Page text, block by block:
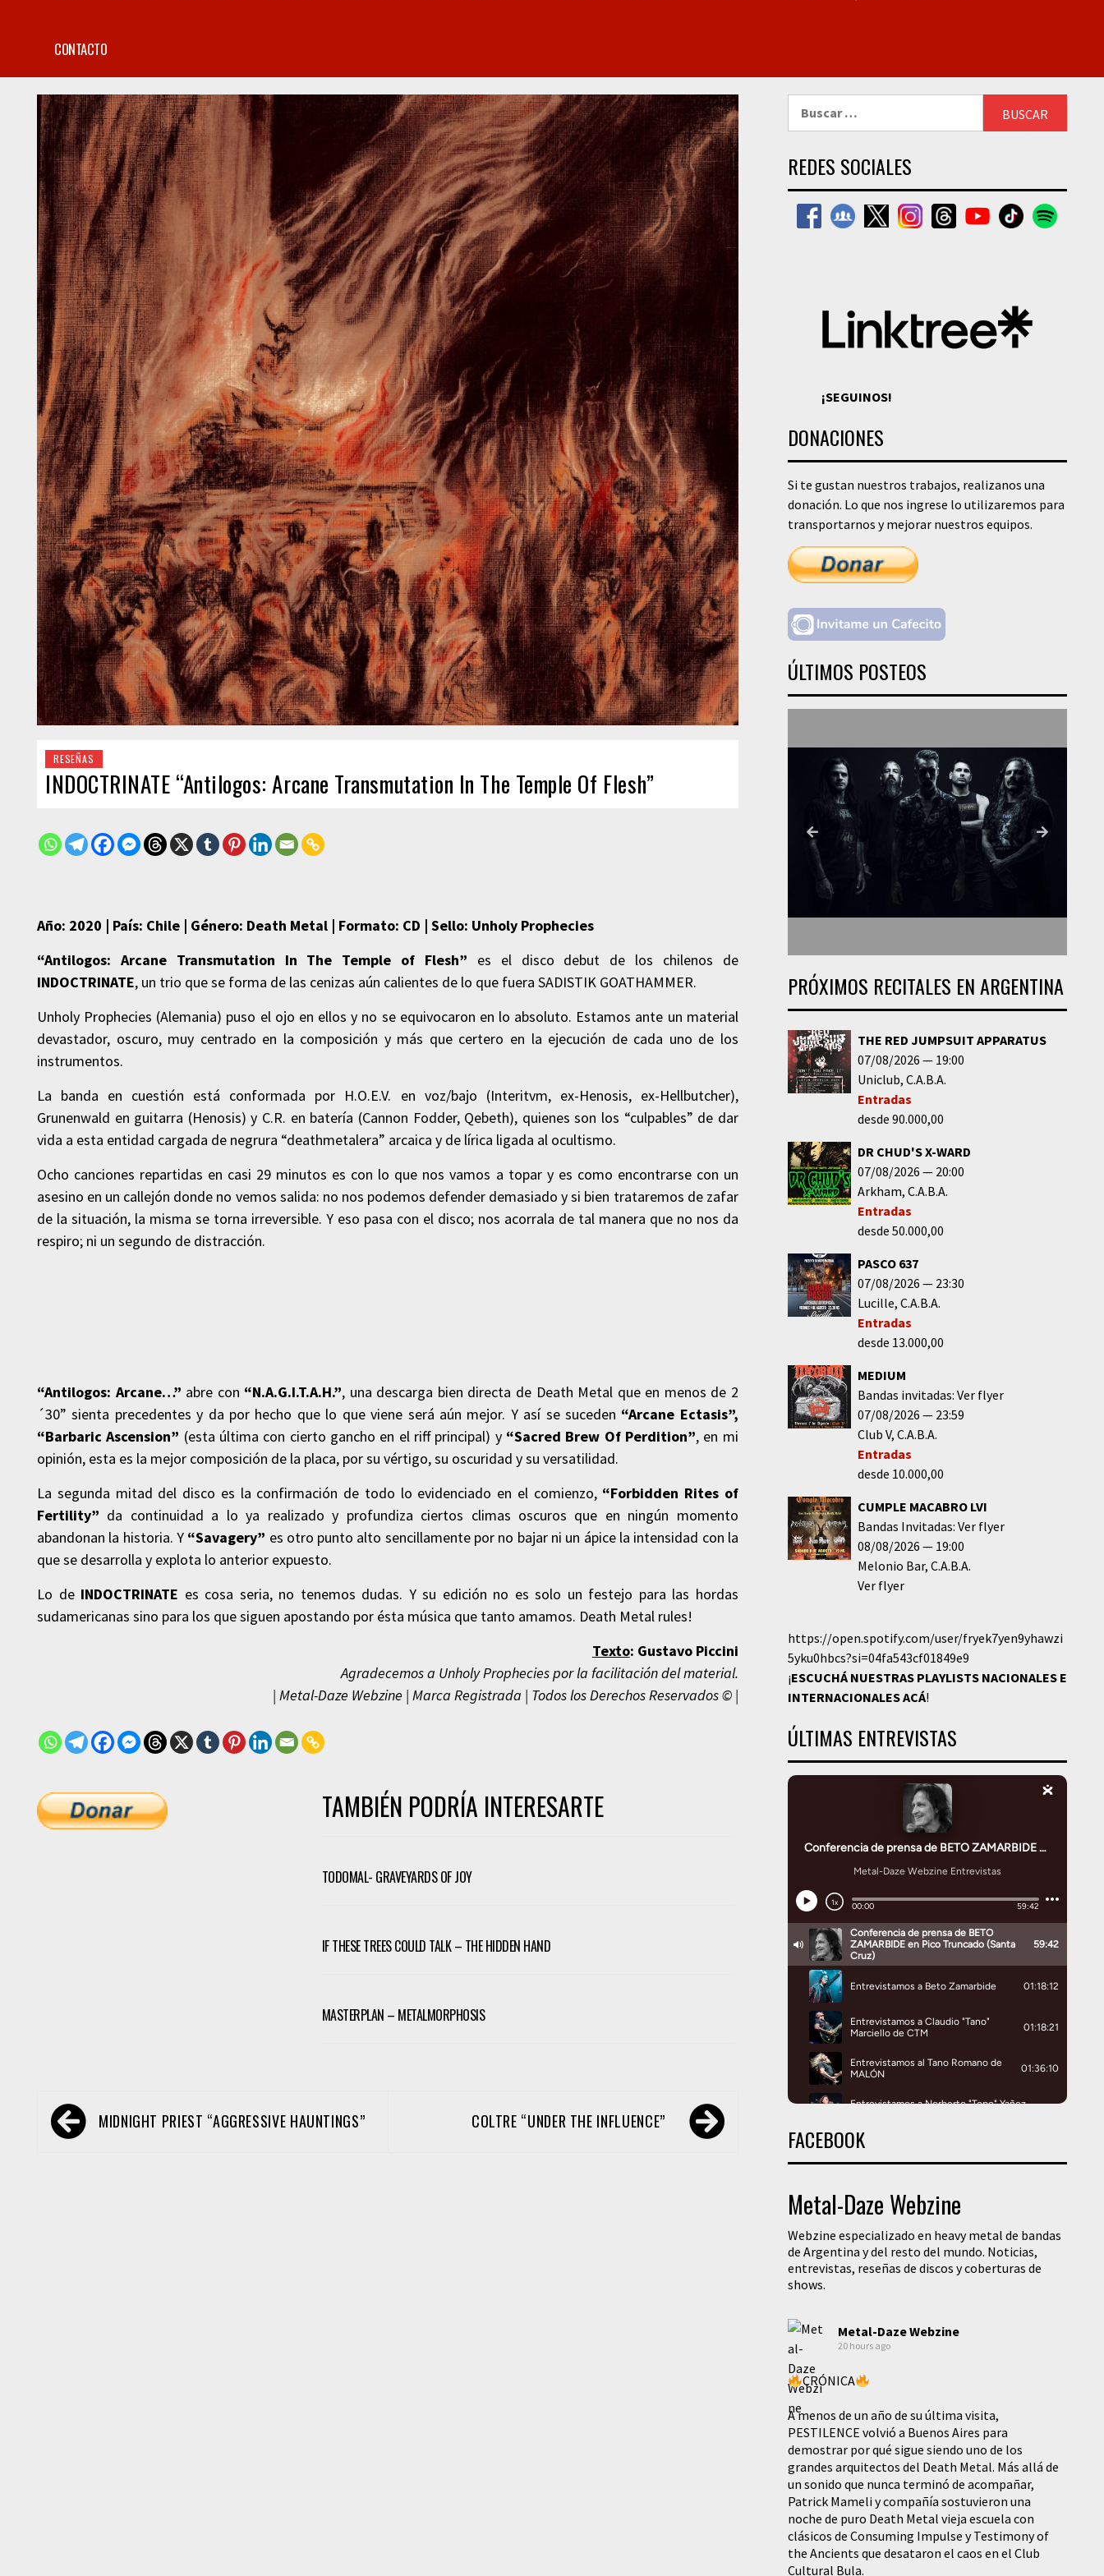
CONTACTO
RESEÑAS
INDOCTRINATE “Antilogos: Arcane Transmutation In The Temple Of Flesh”
Año: 2020 | País: Chile | Género: Death Metal | Formato: CD | Sello: Unholy Prophecies
“Antilogos: Arcane Transmutation In The Temple of Flesh” es el disco debut de los chilenos de
INDOCTRINATE, un trio que se forma de las cenizas aún calientes de lo que fuera SADISTIK GOATHAMMER.
Unholy Prophecies (Alemania) puso el ojo en ellos y no se equivocaron en lo absoluto. Estamos ante un material
devastador, oscuro, muy centrado en la composición y más que certero en la ejecución de cada uno de los
instrumentos.
La banda en cuestión está conformada por H.O.E.V. en voz/bajo (Interitvm, ex-Henosis, ex-Hellbutcher),
Grunenwald en guitarra (Henosis) y C.R. en batería (Cannon Fodder, Qebeth), quienes son los “culpables” de dar
vida a esta entidad cargada de negrura “deathmetalera” arcaica y de lírica ligada al ocultismo.
Ocho canciones repartidas en casi 29 minutos es con lo que nos vamos a topar y es como encontrarse con un
asesino en un callejón donde no vemos salida: no nos podemos defender demasiado y si bien trataremos de zafar
de la situación, la misma se torna irreversible. Y eso pasa con el disco; nos acorrala de tal manera que no nos da
respiro; ni un segundo de distracción.
“Antilogos: Arcane…” abre con “N.A.G.I.T.A.H.”, una descarga bien directa de Death Metal que en menos de 2
´30” sienta precedentes y da por hecho que lo que viene será aún mejor. Y así se suceden “Arcane Ectasis”,
“Barbaric Ascension” (esta última con cierto gancho en el riff principal) y “Sacred Brew Of Perdition”, en mi
opinión, esta es la mejor composición de la placa, por su vértigo, su oscuridad y su versatilidad.
La segunda mitad del disco es la confirmación de todo lo evidenciado en el comienzo,“Forbidden Rites of
Fertility” da continuidad a lo ya realizado y profundiza ciertos climas oscuros que en ningún momento
abandonan la historia. Y “Savagery” es otro punto alto sencillamente por no bajar ni un ápice la intensidad con la
que se desarrolla y explota lo anterior expuesto.
Lo de INDOCTRINATE es cosa seria, no tenemos dudas. Y su edición no es solo un festejo para las hordas
sudamericanas sino para los que siguen apostando por ésta música que tanto amamos. Death Metal rules!
Texto: Gustavo Piccini
Agradecemos a Unholy Prophecies por la facilitación del material.
| Metal-Daze Webzine | Marca Registrada | Todos los Derechos Reservados © |
TAMBIÉN PODRÍA INTERESARTE
TODOMAL- GRAVEYARDS OF JOY
IF THESE TREES COULD TALK – THE HIDDEN HAND
MASTERPLAN – METALMORPHOSIS
Navegación
de MIDNIGHT PRIEST “AGGRESSIVE HAUNTINGS” COLTRE “UNDER THE INFLUENCE”
REDES SOCIALES
¡SEGUINOS!
DONACIONES
Si te gustan nuestros trabajos, realizanos una
donación. Lo que nos ingrese lo utilizaremos para
transportarnos y mejorar nuestros equipos.
ÚLTIMOS POSTEOS
PRÓXIMOS RECITALES EN ARGENTINA
THE RED JUMPSUIT APPARATUS
07/08/2026
19:00
Uniclub C.A.B.A.
Entradas
desde 90.000,00
DR CHUD'S X-WARD
07/08/2026
20:00
Arkham C.A.B.A.
Entradas
desde 50.000,00
PASCO 637
07/08/2026
23:30
Lucille C.A.B.A.
Entradas
desde 13.000,00
MEDIUM
Bandas invitadas: Ver flyer
07/08/2026
23:59
Club V C.A.B.A.
Entradas
desde 10.000,00
CUMPLE MACABRO LVI
Bandas Invitadas: Ver flyer
08/08/2026
19:00
Melonio Bar C.A.B.A.
Ver flyer
https://open.spotify.com/user/fryek7yen9yhawzi
5yku0hbcs?si=04fa543cf01849e9
¡ESCUCHÁ NUESTRAS PLAYLISTS NACIONALES E
INTERNACIONALESACÁ!
ÚLTIMAS ENTREVISTAS
FACEBOOK
Metal-Daze Webzine
Webzine especializado en heavy metal de bandas
de Argentina y del resto del mundo. Noticias,
entrevistas, reseñas de discos y coberturas de
shows.
Metal-Daze Webzine
20 hours ago
CRÓNICA
A menos de un año de su última visita,
PESTILENCE volvió a Buenos Aires para
demostrar por qué sigue siendo uno de los
grandes arquitectos del Death Metal. Más allá de
un sonido que nunca terminó de acompañar,
Patrick Mameli y compañía sostuvieron una
noche de puro Death Metal vieja escuela con
clásicos de Consuming Impulse y Testimony of
the Ancients que desataron el caos en el Club
Cultural Bula.